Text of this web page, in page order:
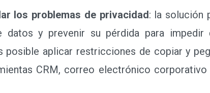
los problemas de privacidad: la solución
y prevenir su pérdida para impedir
posible aplicar restricciones de copiar y
CRM, correo electrónico corporativo